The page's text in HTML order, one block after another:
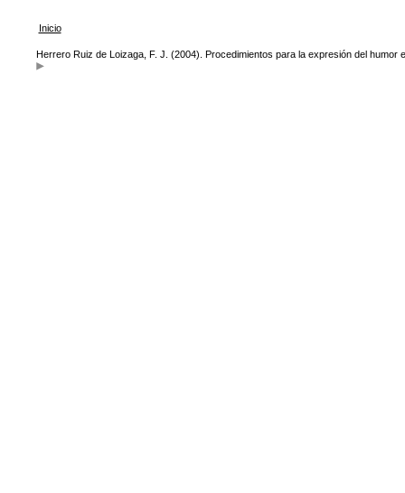
Inicio
Herrero Ruiz de Loizaga, F. J. (2004). Procedimientos para la expresión del humor